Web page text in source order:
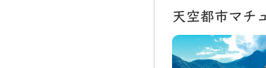
天空都市マチ